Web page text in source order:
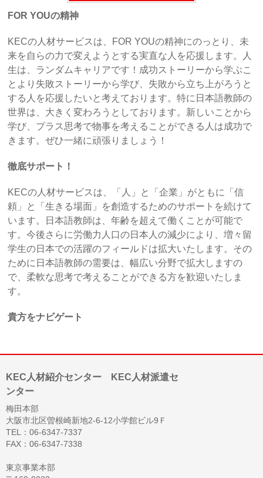
FOR YOUの精神
KECの人材サービスは、FOR YOUの精神にのっとり、未
来を自らの力で変えようとする実直な人を応援します。人
生は、ランダムキャリアです！成功ストーリーから学ぶこ
とより失敗ストーリーから学び、失敗から立ち上がろうと
する人を応援したいと考えております。特に日本語教師の
世界は、大きく変わろうとしております。新しいことから
学び、プラス思考で物事を考えることができる人は成功で
きます。ぜひ一緒に頑張りましょう！
徹底サポート！
KECの人材サービスは、「人」と「企業」がともに「信
頼」と「生きる場面」を創造するためのサポートを続けて
います。日本語教師は、年齢を超えて働くことが可能で
す。今後さらに労働力人口の日本人の減少により、増々留
学生の日本での活躍のフィールドは拡大いたします。その
ために日本語教師の需要は、幅広い分野で拡大しますの
で、柔軟な思考で考えることができる方を歓迎いたしま
す。
貴方をナビゲート
KEC人材紹介センター KEC人材派遣セ
ンター
梅田本部
大阪市北区曽根崎新地2-6-12小学館ビル9Ｆ
TEL：06-6347-7337
FAX：06-6347-7338
東京事業本部